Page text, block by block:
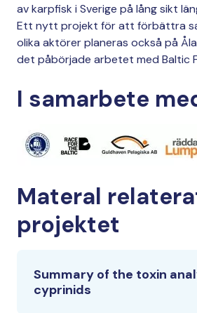
av karpfisk i Sverige på lång sikt
Ett nytt projekt för att förbättra
olika aktörer planeras också på
det påbörjade arbetet med Baltic
I samarbete
Materal
projektet
Summary of the toxin
cyprinids